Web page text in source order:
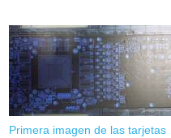
Primera imagen de las tarjetas